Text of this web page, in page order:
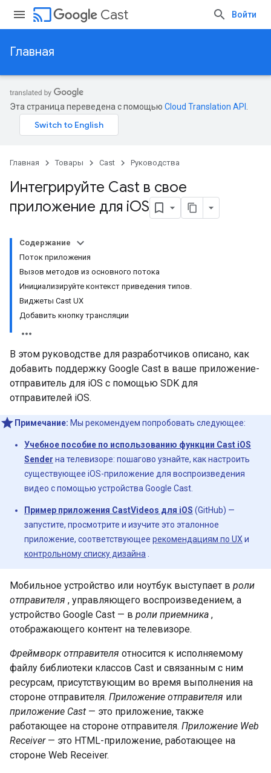
cast Cast Войти
Главная
Эта страница переведена с помощью Cloud Translation API
Главная Товары Cast Руководства
Интегрируйте Cast в свое
приложение для iOS
Содержание
Поток приложения
Вызов методов из основного потока
Инициализируйте контекст приведения типов.
Виджеты Cast UX
Добавить кнопку трансляции
В этом руководстве для разработчиков описано, как
добавить поддержку Google Cast в ваше приложение-
отправитель для iOS с помощью SDK для
отправителей iOS.
Примечание: Мы рекомендуем попробовать следующее:
Учебное пособие по использованию функции Cast iOS
Sender на телевизоре: пошагово узнайте, как настроить
существующее iOS-приложение для воспроизведения
видео с помощью устройства Google Cast.
Пример приложения CastVideos для iOS (GitHub) —
запустите, просмотрите и изучите это эталонное
приложение, соответствующее рекомендациям по UX и
контрольному списку дизайна
Мобильное устройство или ноутбук выступает в роли
отправителя , управляющего воспроизведением, а
устройство Google Cast — в роли приемника ,
отображающего контент на телевизоре.
Фреймворк отправителя относится к исполняемому
файлу библиотеки классов Cast и связанным с ним
ресурсам, присутствующим во время выполнения на
стороне отправителя. Приложение отправителя или
приложение Cast — это приложение, также
работающее на стороне отправителя. Приложение Web
Receiver— это HTML-приложение, работающее на
стороне Web Receiver.